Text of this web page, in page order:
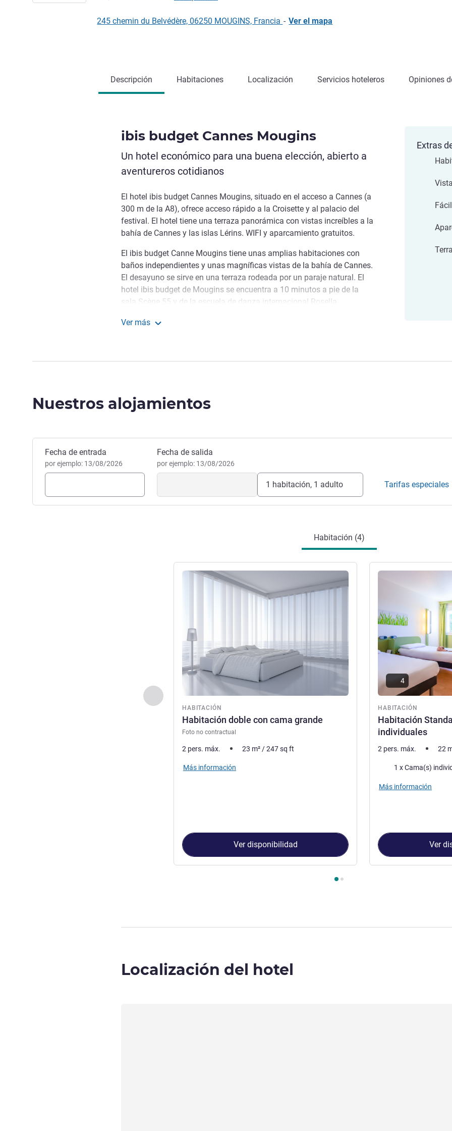
245 chemin du Belvédère, 06250 MOUGINS, Francia - Ver el mapa
Descripción Habitaciones Localización Servicios hoteleros Opiniones
ibis budget Cannes Mougins
Un hotel económico para una buena elección, abierto a
aventureros cotidianos
El hotel ibis budget Cannes Mougins, situado en el acceso a Cannes (a
300 m de la A8), ofrece acceso rápido a la Croisette y al palacio del
festival. El hotel tiene una terraza panorámica con vistas increíbles a la
bahía de Cannes y las islas Lérins. WIFI y aparcamiento gratuitos.
El ibis budget Canne Mougins tiene unas amplias habitaciones con
baños independientes y unas magníficas vistas de la bahía de Cannes.
El desayuno se sirve en una terraza rodeada por un paraje natural. El
hotel ibis budget de Mougins se encuentra a 10 minutos a pie de la
sala Scène 55 y de la escuela de danza internacional Rosella
se encuentra a 5 minutos.
Cannes y disfrute de las vistas a la ciudad desde nuestra amplia
Gestión hotelera
Ver más
Extras
Nuestros alojamientos
Reservar este hotel
Fecha de entrada
por ejemplo: 13/08/2026
Fecha de salida
por ejemplo: 13/08/2026
1 habitación, 1 adulto Tarifas especiales
Habitación (4)
Anterior - Habitación
HABITACIÓN
Habitación doble con cama grande
Foto no contractual
Más información
2 pers. máx. 23 m² /247sq ft
Más información
Ver disponibilidad
HABITACIÓN
Habitación
individuales
Más información
4
2 pers. máx. 22
Ropa de cama
1 x Cama(s)
Más información
Ver
Localización del hotel